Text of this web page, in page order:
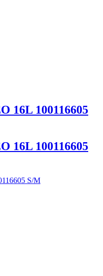
16L 100116605
16L 100116605